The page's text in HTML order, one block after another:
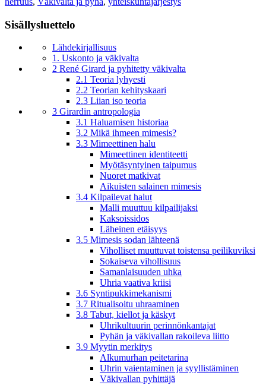
Sisällysluettelo
Lähdekirjallisuus
1. Uskonto ja väkivalta
2 René Girard ja pyhitetty väkivalta
2.1 Teoria lyhyesti
2.2 Teorian kehityskaari
2.3 Liian iso teoria
3 Girardin antropologia
3.1 Haluamisen historiaa
3.2 Mikä ihmeen mimesis?
3.3 Mimeettinen halu
Mimeettinen identiteetti
Myötäsyntyinen taipumus
Nuoret matkivat
Aikuisten salainen mimesis
3.4 Kilpailevat halut
Malli muuttuu kilpailijaksi
Kaksoissidos
Läheinen etäisyys
3.5 Mimesis sodan lähteenä
Viholliset muuttuvat toistensa peilikuviksi
Sokaiseva vihollisuus
Samanlaisuuden uhka
Uhria vaativa kriisi
3.6 Syntipukkimekanismi
3.7 Ritualisoitu uhraaminen
3.8 Tabut, kiellot ja käskyt
Uhrikultuurin perinnönkantajat
Pyhän ja väkivallan rakoileva liitto
3.9 Myytin merkitys
Alkumurhan peitetarina
Uhrin vaientaminen ja syyllistäminen
Väkivallan pyhittäjä